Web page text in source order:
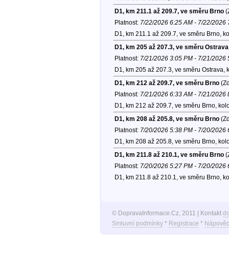
D1, km 211.1 až 209.7, ve směru Brno
Platnost: 7/22/2026 6:25 AM - 7/22/2026
D1, km 211.1 až 209.7, ve směru Brno,
D1, km 205 až 207.3, ve směru Ostrava
Platnost: 7/21/2026 3:05 PM - 7/21/2026
D1, km 205 až 207.3, ve směru Ostrava,
D1, km 212 až 209.7, ve směru Brno
Platnost: 7/21/2026 6:33 AM - 7/21/2026
D1, km 212 až 209.7, ve směru Brno,
D1, km 208 až 205.8, ve směru Brno
Platnost: 7/20/2026 5:38 PM - 7/20/2026
D1, km 208 až 205.8, ve směru Brno,
D1, km 211.8 až 210.1, ve směru Brno
Platnost: 7/20/2026 5:27 PM - 7/20/2026
D1, km 211.8 až 210.1, ve směru Brno,
© DopravaInformace.Cz, 2011 | Kontakt
Smluvní podmínky* Registrace *